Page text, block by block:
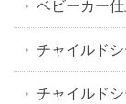
ベビーカー仕
チャイルド
チャイルド